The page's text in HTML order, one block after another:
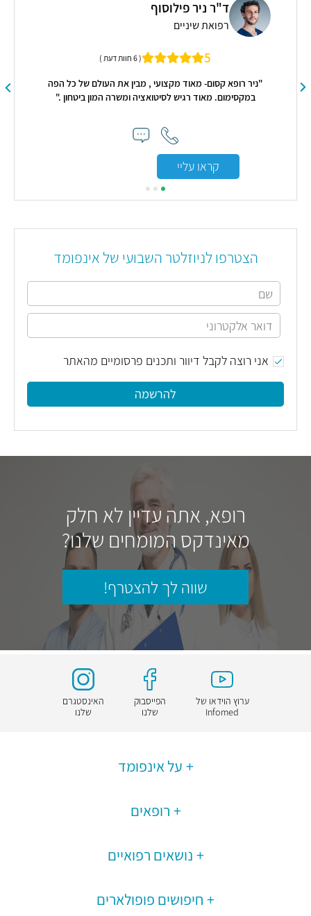
ד"ר ניר פילוסוף
רפואת שיניים
5 ( 6 חוות דעת )
"ניר רופא קסום- מאוד מקצועי , מבין את העולם של כל הפה
במקסימום. מאוד רגיש לסיטואציה ומשרה המון ביטחון ."
קראו עליי
הצטרפו לניוזלטר השבועי של אינפומד
אני רוצה לקבל דיוור ותכנים פרסומיים מהאתר
להרשמה
רופא, אתה עדיין לא חלק
מאינדקס המומחים שלנו?
שווה לך להצטרף!
ערוץ הוידאו של
Infomed
הפייסבוק
שלנו
האינסטגרם
שלנו
על אינפומד
רופאים
נושאים רפואיים
חיפושים פופולארים